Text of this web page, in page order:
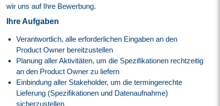
wir uns auf Ihre Bewerbung.
Ihre Aufgaben
Verantwortlich, alle erforderlichen Eingaben an den
Product Owner bereitzustellen
Planung aller Aktivitäten, um die Spezifikationen rechtzeitig
an den Product Owner zu liefern
Einbindung aller Stakeholder, um die termingerechte
Lieferung (Spezifikationen und Datenaufnahme)
sicherzustellen